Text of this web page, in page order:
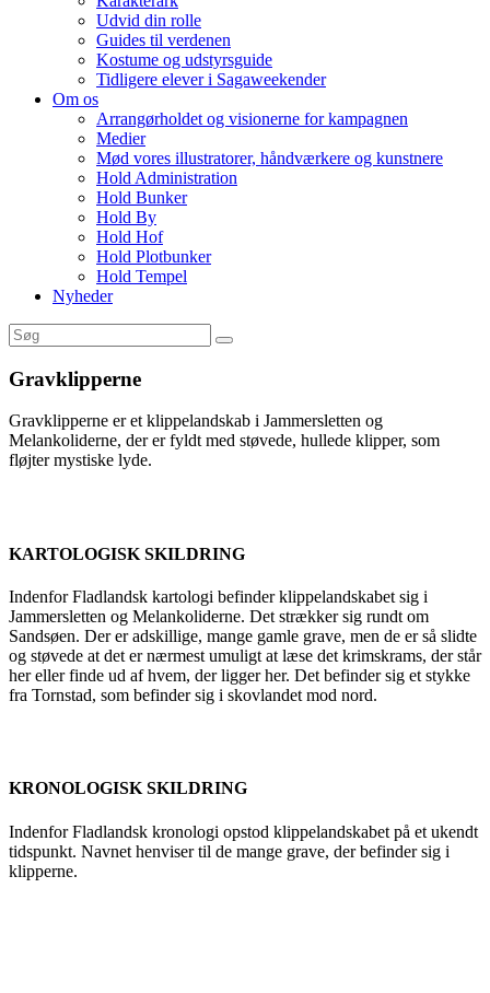
Udvid din rolle
Guides til verdenen
Kostume og udstyrsguide
Tidligere elever i Sagaweekender
Om os
Arrangørholdet og visionerne for kampagnen
Medier
Mød vores illustratorer, håndværkere og kunstnere
Hold Administration
Hold Bunker
Hold By
Hold Hof
Hold Plotbunker
Hold Tempel
Nyheder
Gravklipperne
Gravklipperne er et klippelandskab i Jammersletten og
Melankoliderne, der er fyldt med støvede, hullede klipper, som
fløjter mystiske lyde.
KARTOLOGISK SKILDRING
Indenfor Fladlandsk kartologi befinder klippelandskabet sig i
Jammersletten og Melankoliderne. Det strækker sig rundt om
Sandsøen. Der er adskillige, mange gamle grave, men de er så slidte
og støvede at det er nærmest umuligt at læse det krimskrams, der står
her eller finde ud af hvem, der ligger her. Det befinder sig et stykke
fra Tornstad, som befinder sig i skovlandet mod nord.
KRONOLOGISK SKILDRING
Indenfor Fladlandsk kronologi opstod klippelandskabet på et ukendt
tidspunkt. Navnet henviser til de mange grave, der befinder sig i
klipperne.